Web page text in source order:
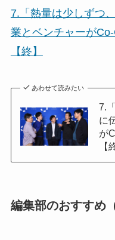
7.「熱量は少しずつ
業とベンチャーが
【終】
あわせて読みたい
7.
に
が
【
編集部のおすすめ